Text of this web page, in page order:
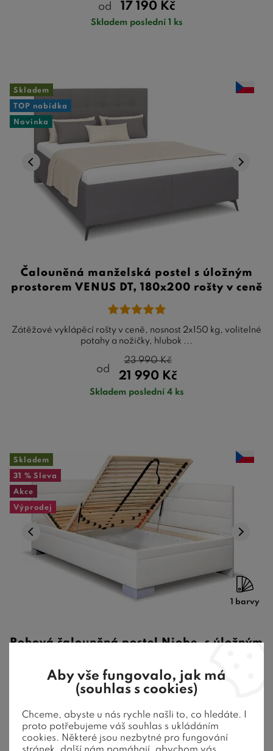
od 17 190 Kč
Skladem poslední 1 ks
Skladem
TOP nabídka
Novinka
Čalouněná manželská postel s úložným
prostorem VENUS DT, 180x200 rošty v ceně
Zátěžové vyklápěcí rošty v ceně, nosnost 2x150 kg, volitelné
potahy a nožičky, hlubok ...
od
21 990 Kč
23 990Kč
Skladem poslední 4 ks
Skladem
31 % Sleva
Akce
Výprodej
1 barvy
Rohová čalouněná postel Niobe, s úložným
ekokůže. Dodáváno bez ro ...
od
10 990Kč
15 988Kč
Aby vše fungovalo, jak má
(souhlas s cookies)
Chceme, abyste u nás rychle našli to, co hledáte. I
proto potřebujeme váš souhlas s ukládáním
cookies. Některé jsou nezbytné pro fungování